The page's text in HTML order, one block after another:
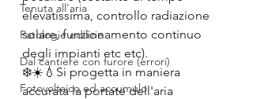
Tenuta all'aria
Patologie edilizie
Dal cantiere con furore (errori)
Fotovoltaico ed accumulo
elevatissima, controllo radiazione
solare, funzionamento continuo
degli impianti etc etc).
❄️☀️💧Si progetta in maniera
accurata la portate dell'aria